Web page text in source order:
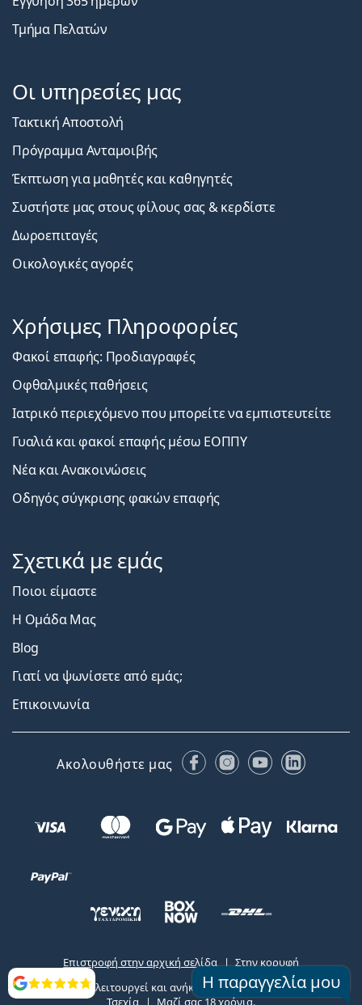
Αξιολογήσεις Η παραγγελία μου
Τμήμα Πελατών
Οι υπηρεσίες μας
Τακτική Αποστολή
Πρόγραμμα Ανταμοιβής
Έκπτωση για μαθητές και καθηγητές
Συστήστε μας στους φίλους σας & κερδίστε
Δωροεπιταγές
Οικολογικές αγορές
Χρήσιμες Πληροφορίες
Φακοί επαφής: Προδιαγραφές
Οφθαλμικές παθήσεις
Ιατρικό περιεχόμενο που μπορείτε να εμπιστευτείτε
Γυαλιά και φακοί επαφής μέσω ΕΟΠΠΥ
Νέα και Ανακοινώσεις
Οδηγός σύγκρισης φακών επαφής
Σχετικά με εμάς
Ποιοι είμαστε
Η Ομάδα Μας
Blog
Γιατί να ψωνίσετε από εμάς;
Επικοινωνία
Ακολουθήστε μας FacebookInstagram
YouTubeLinkedIn
Επιστροφή στην αρχική σελίδα
Στην κορυφή
Το Lentiamo.gr λειτουργεί και ανήκει στην εταιρία Lentiamo s.r.o.,
Τσεχία
Μαζί σας 18 χρόνια.